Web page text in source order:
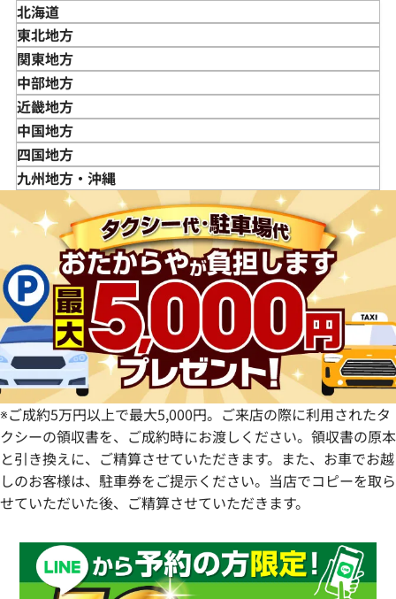
北海道
東北地方
青森県
岩手県
宮城県
秋田県
山形県
福島県
関東地方
東京都
神奈川県
埼玉県
千葉県
茨城県
栃木県
群馬県
中部地方
新潟県
富山県
石川県
山梨県
長野県
岐阜県
静岡県
愛知県
近畿地方
三重県
滋賀県
京都府
兵庫県
奈良県
和歌山県
中国地方
鳥取県
島根県
広島県
山口県
四国地方
徳島県
愛媛県
九州地方・沖縄
佐賀県
長崎県
熊本県
大分県
宮崎県
鹿児島県
※ご成約5万円以上で最大5,000円。ご来店の際に利用されたタ
クシーの領収書を、ご成約時にお渡しください。領収書の原本
と引き換えに、ご精算させていただきます。また、お車でお越
しのお客様は、駐車券をご提示ください。当店でコピーを取ら
せていただいた後、ご精算させていただきます。